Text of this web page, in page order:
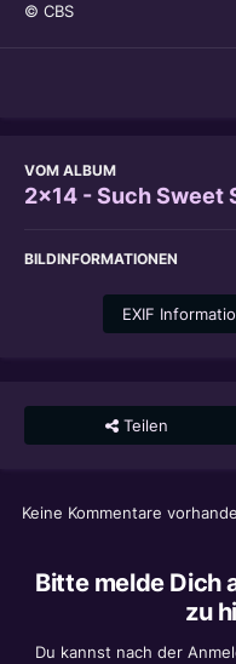
© CBS
VOM ALBUM
2x14 - Such Sweet
BILDINFORMATIONEN
EXIF
Teilen
Keine Kommentare
Bitte melde Dich
zu
Du kannst nach der